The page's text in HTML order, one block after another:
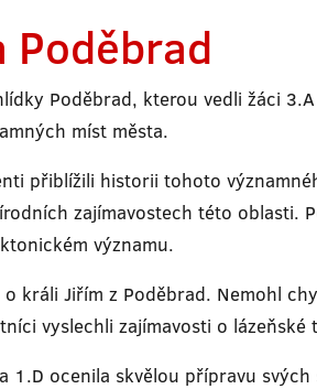
Poděbrad
Poděbrad, kterou vedli žáci
míst města.
přiblížili historii tohoto
zajímavostech této oblasti.
významu.
králi Jiřím z Poděbrad. Nemohl
vyslechli zajímavosti o
1.D ocenila skvělou přípravu